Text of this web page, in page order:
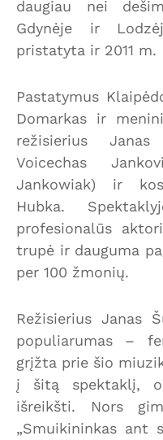
daugiau nei
Gdynėje ir
pristatyta ir 2011 m.
Pastatymus
Domarkas ir
režisierius Janas
Voicechas
Jankowiak) ir
Hubka.
profesionalūs
trupė ir dauguma
per 100 žmonių.
Režisierius Janas
populiarumas –
grįžta prie šio
į šitą spektaklį,
išreikšti. Nors
„Smuikininkas ant